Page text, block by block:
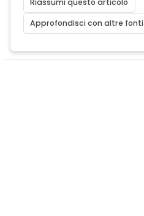
Riassumi questo articolo
Approfondisci con altre fonti